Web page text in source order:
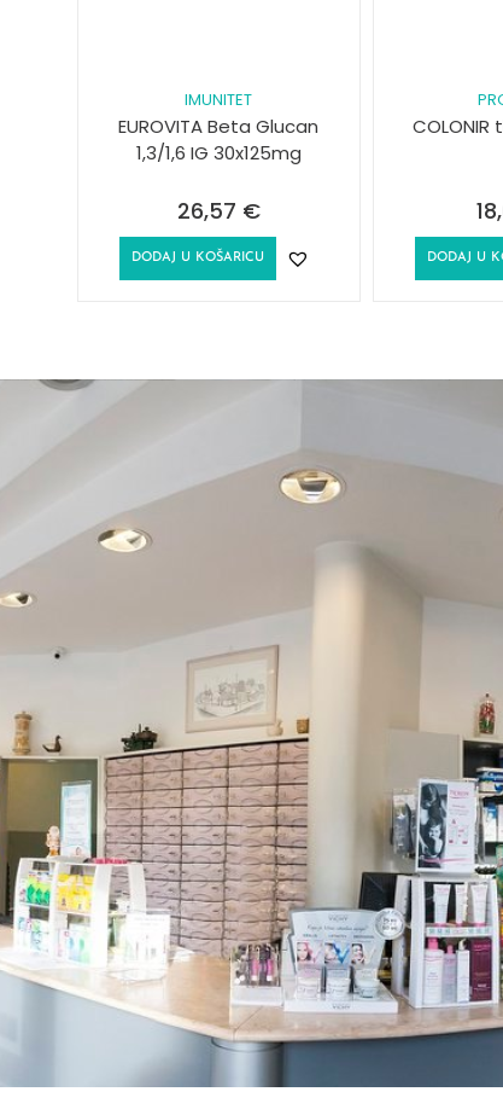
IMUNITET
EUROVITA Beta Glucan
1,3/1,6 IG 30x125mg
26,57 €
DODAJ U KOŠARICU
COLONIR
DODAJ U